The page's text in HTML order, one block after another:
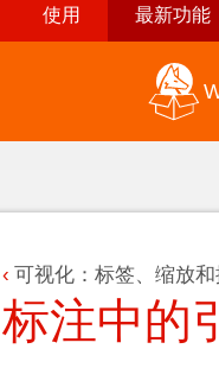
使用 最新功能
可视化：标签、缩放
标注中的